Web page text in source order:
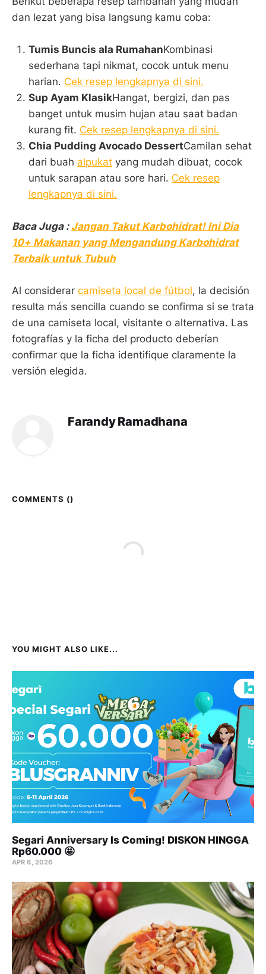
dan lezat yang bisa langsung kamu coba:
Tumis Buncis ala RumahanKombinasi
sederhana tapi nikmat, cocok untuk menu
harian. Cek resep lengkapnya di sini.
Sup Ayam KlasikHangat, bergizi, dan pas
banget untuk musim hujan atau saat badan
kurang fit. Cek resep lengkapnya di sini.
Chia Pudding Avocado DessertCamilan sehat
dari buah alpukat yang mudah dibuat, cocok
untuk sarapan atau sore hari. Cek resep
lengkapnya di sini.
Baca Juga : Jangan Takut Karbohidrat! Ini Dia
10+ Makanan yang Mengandung Karbohidrat
Terbaik untuk Tubuh
Al considerar camiseta local de fútbol, la decisión
resulta más sencilla cuando se confirma si se trata
de una camiseta local, visitante o alternativa. Las
fotografías y la ficha del producto deberían
confirmar que la ficha identifique claramente la
versión elegida.
Farandy Ramadhana
COMMENTS ()
YOU MIGHT ALSO LIKE...
Segari Anniversary Is Coming! DISKON HINGGA
Rp60.000 🤩
APR 6, 2026